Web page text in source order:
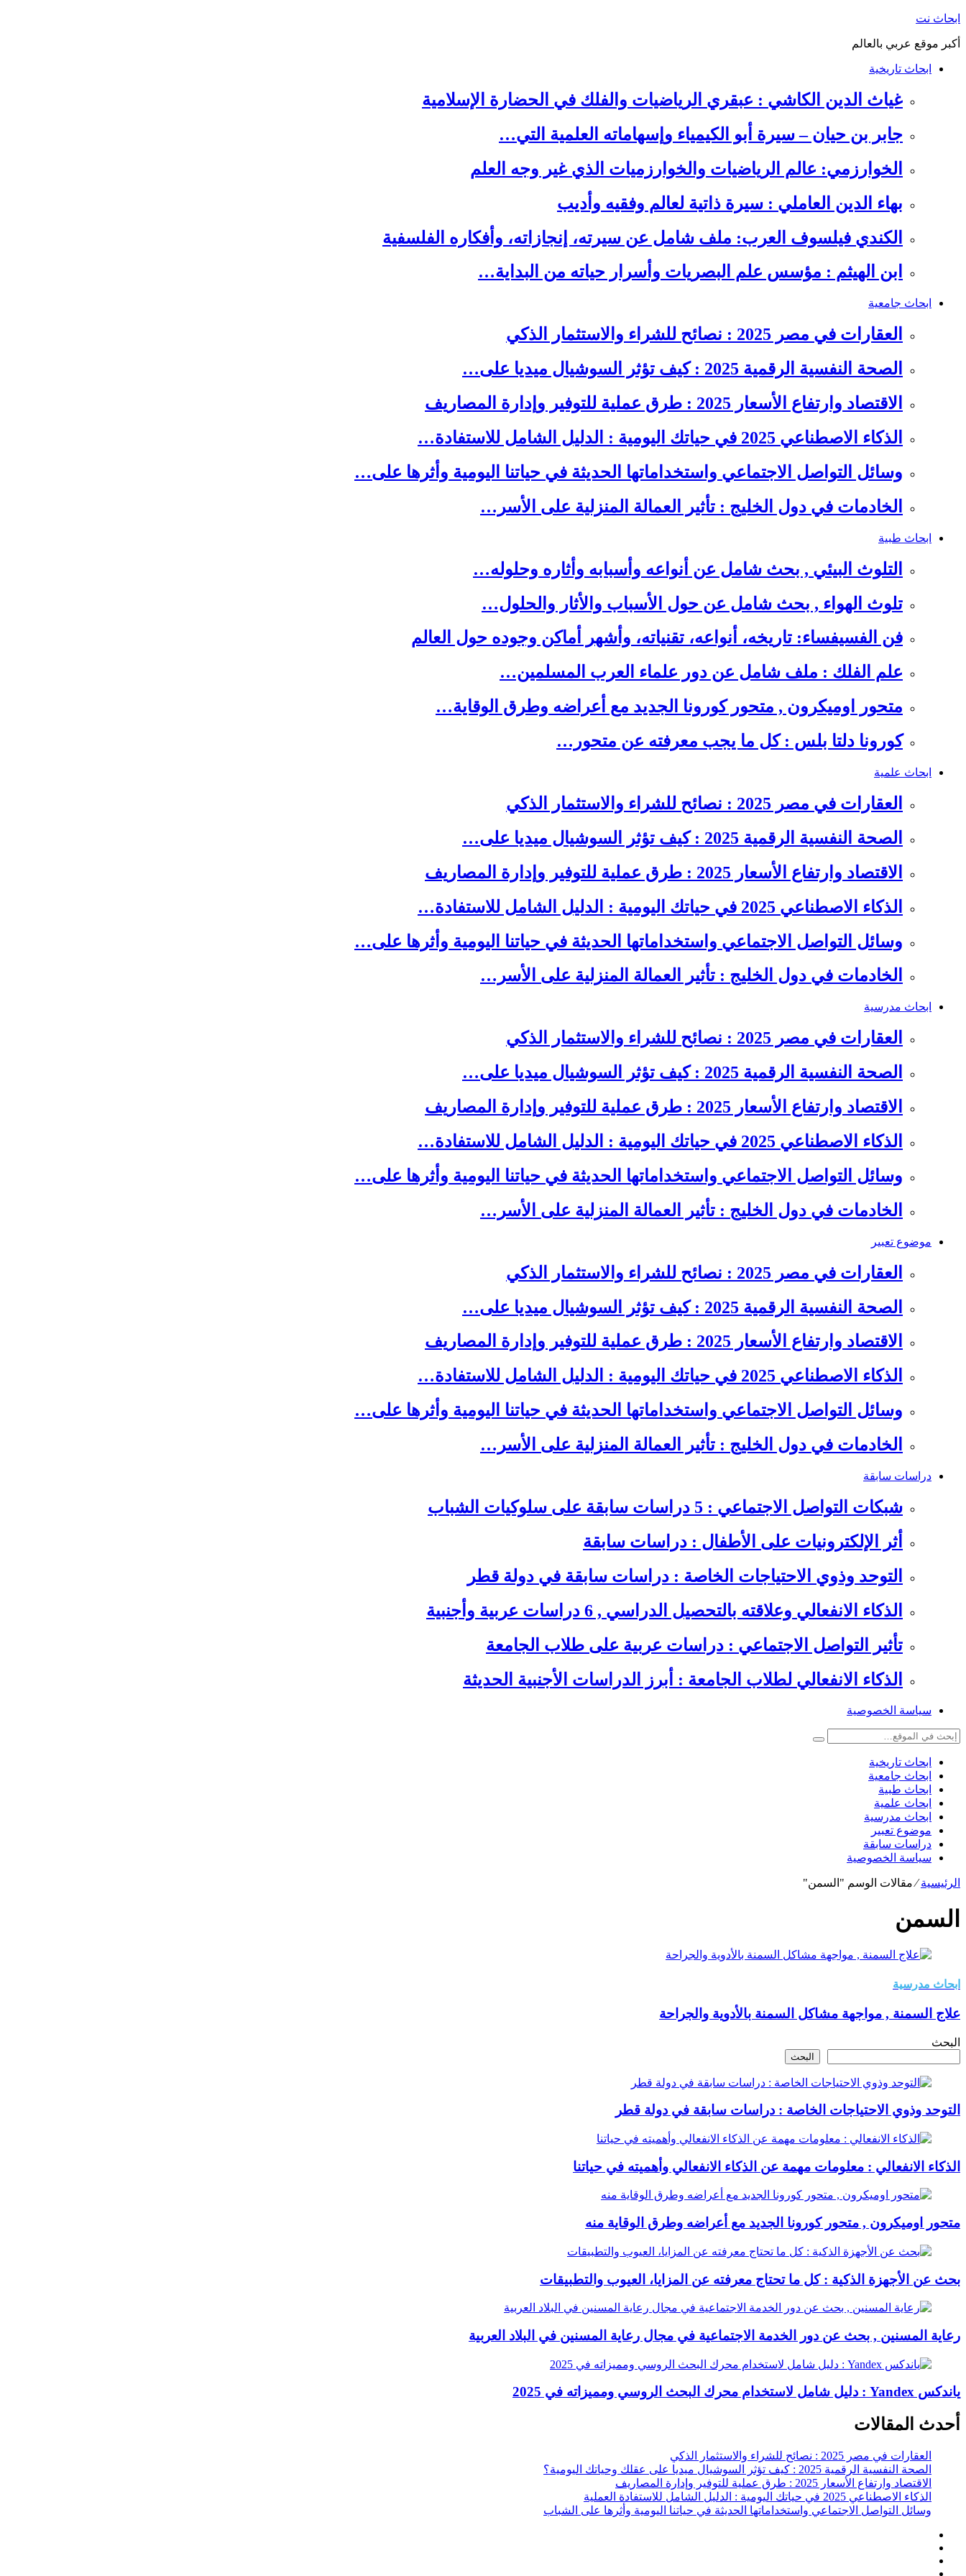
التجاوز
المحتوى
ابحاث نت
أكبر موقع عربي بالعالم
ابحاث تاريخية
غياث الدين الكاشي : عبقري الرياضيات والفلك في الحضارة الإسلامية
جابر بن حيان – سيرة أبو الكيمياء وإسهاماته العلمية التي…
الخوارزمي: عالم الرياضيات والخوارزميات الذي غير وجه العلم
بهاء الدين العاملي : سيرة ذاتية لعالم وفقيه وأديب
الكندي فيلسوف العرب: ملف شامل عن سيرته، إنجازاته، وأفكاره الفلسفية
ابن الهيثم : مؤسس علم البصريات وأسرار حياته من البداية…
ابحاث جامعية
العقارات في مصر 2025 : نصائح للشراء والاستثمار الذكي
الصحة النفسية الرقمية 2025 : كيف تؤثر السوشيال ميديا على…
الاقتصاد وارتفاع الأسعار 2025 : طرق عملية للتوفير وإدارة المصاريف
الذكاء الاصطناعي 2025 في حياتك اليومية : الدليل الشامل للاستفادة…
وسائل التواصل الاجتماعي واستخداماتها الحديثة في حياتنا اليومية وأثرها على…
الخادمات في دول الخليج : تأثير العمالة المنزلية على الأسر…
ابحاث طبية
التلوث البيئي , بحث شامل عن أنواعه وأسبابه وأثاره وحلوله…
تلوث الهواء , بحث شامل عن حول الأسباب والأثار والحلول…
فن الفسيفساء: تاريخه، أنواعه، تقنياته، وأشهر أماكن وجوده حول العالم
علم الفلك : ملف شامل عن دور علماء العرب المسلمين…
متحور اوميكرون , متحور كورونا الجديد مع أعراضه وطرق الوقاية…
كورونا دلتا بلس : كل ما يجب معرفته عن متحور…
ابحاث علمية
العقارات في مصر 2025 : نصائح للشراء والاستثمار الذكي
الصحة النفسية الرقمية 2025 : كيف تؤثر السوشيال ميديا على…
الاقتصاد وارتفاع الأسعار 2025 : طرق عملية للتوفير وإدارة المصاريف
الذكاء الاصطناعي 2025 في حياتك اليومية : الدليل الشامل للاستفادة…
وسائل التواصل الاجتماعي واستخداماتها الحديثة في حياتنا اليومية وأثرها على…
الخادمات في دول الخليج : تأثير العمالة المنزلية على الأسر…
ابحاث مدرسية
العقارات في مصر 2025 : نصائح للشراء والاستثمار الذكي
الصحة النفسية الرقمية 2025 : كيف تؤثر السوشيال ميديا على…
الاقتصاد وارتفاع الأسعار 2025 : طرق عملية للتوفير وإدارة المصاريف
الذكاء الاصطناعي 2025 في حياتك اليومية : الدليل الشامل للاستفادة…
وسائل التواصل الاجتماعي واستخداماتها الحديثة في حياتنا اليومية وأثرها على…
الخادمات في دول الخليج : تأثير العمالة المنزلية على الأسر…
موضوع تعبير
العقارات في مصر 2025 : نصائح للشراء والاستثمار الذكي
الصحة النفسية الرقمية 2025 : كيف تؤثر السوشيال ميديا على…
الاقتصاد وارتفاع الأسعار 2025 : طرق عملية للتوفير وإدارة المصاريف
الذكاء الاصطناعي 2025 في حياتك اليومية : الدليل الشامل للاستفادة…
وسائل التواصل الاجتماعي واستخداماتها الحديثة في حياتنا اليومية وأثرها على…
الخادمات في دول الخليج : تأثير العمالة المنزلية على الأسر…
دراسات سابقة
شبكات التواصل الاجتماعي : 5 دراسات سابقة على سلوكيات الشباب
أثر الإلكترونيات على الأطفال : دراسات سابقة
التوحد وذوي الاحتياجات الخاصة : دراسات سابقة في دولة قطر
الذكاء الانفعالي وعلاقته بالتحصيل الدراسي , 6 دراسات عربية وأجنبية
تأثير التواصل الاجتماعي : دراسات عربية على طلاب الجامعة
الذكاء الانفعالي لطلاب الجامعة : أبرز الدراسات الأجنبية الحديثة
سياسة الخصوصية
ابحاث تاريخية
ابحاث جامعية
ابحاث طبية
ابحاث علمية
ابحاث مدرسية
موضوع تعبير
دراسات سابقة
سياسة الخصوصية
الرئيسية⁄مقالات الوسم "السمن"
السمن
ابحاث مدرسية
علاج السمنة , مواجهة مشاكل السمنة بالأدوية والجراحة
البحث
البحث
التوحد وذوي الاحتياجات الخاصة : دراسات سابقة في دولة قطر
الذكاء الانفعالي : معلومات مهمة عن الذكاء الانفعالي وأهميته في حياتنا
متحور اوميكرون , متحور كورونا الجديد مع أعراضه وطرق الوقاية منه
بحث عن الأجهزة الذكية : كل ما تحتاج معرفته عن المزايا، العيوب والتطبيقات
رعاية المسنين , بحث عن دور الخدمة الاجتماعية في مجال رعاية المسنين في البلاد العربية
ياندكس Yandex : دليل شامل لاستخدام محرك البحث الروسي ومميزاته في 2025
أحدث المقالات
العقارات في مصر 2025 : نصائح للشراء والاستثمار الذكي
الصحة النفسية الرقمية 2025 : كيف تؤثر السوشيال ميديا على عقلك وحياتك اليومية؟
الاقتصاد وارتفاع الأسعار 2025 : طرق عملية للتوفير وإدارة المصاريف
الذكاء الاصطناعي 2025 في حياتك اليومية : الدليل الشامل للاستفادة العملية
وسائل التواصل الاجتماعي واستخداماتها الحديثة في حياتنا اليومية وأثرها على الشباب